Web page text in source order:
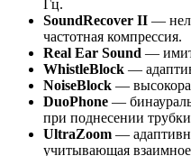
Гц.
SoundRecover II —
частотная компрессия.
Real Ear Sound —
WhistleBlock —
NoiseBlock —
DuoPhone —
при поднесении
UltraZoom —
учитывающая